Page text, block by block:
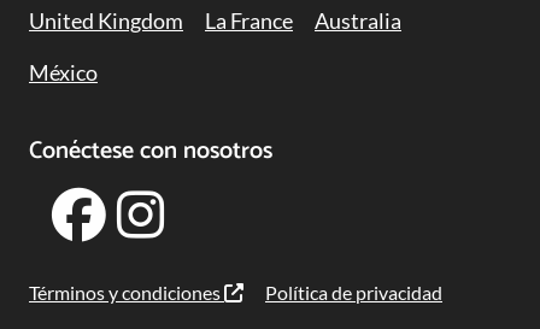
United Kingdom
La France
Australia
México
Términos y condiciones Política de privacidad
Conéctese con nosotros